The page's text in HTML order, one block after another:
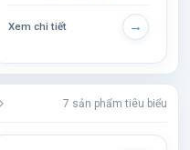
Xem chi tiết →
7 sản phẩm tiêu biểu